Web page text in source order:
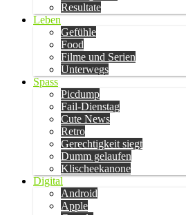
Resultate
Leben
Gefühle
Food
Filme und Serien
Unterwegs
Spass
Picdump
Fail-Dienstag
Cute News
Retro
Gerechtigkeit siegt
Dumm gelaufen
Klischeekanone
Digital
Android
Apple